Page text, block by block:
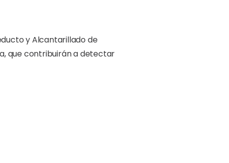
y Alcantarillado de
que contribuirán a detectar